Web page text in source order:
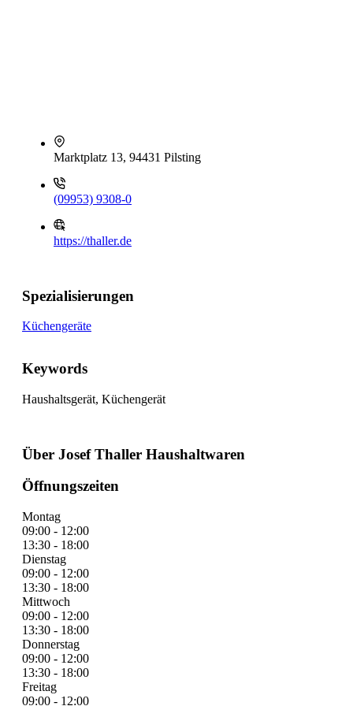
Marktplatz 13, 94431 Pilsting
(09953) 9308-0
https://thaller.de
Spezialisierungen
Küchengeräte
Keywords
Haushaltsgerät, Küchengerät
Über Josef Thaller Haushaltwaren
Öffnungszeiten
Montag
09:00 - 12:00
13:30 - 18:00
Dienstag
09:00 - 12:00
13:30 - 18:00
Mittwoch
09:00 - 12:00
13:30 - 18:00
Donnerstag
09:00 - 12:00
13:30 - 18:00
Freitag
09:00 - 12:00